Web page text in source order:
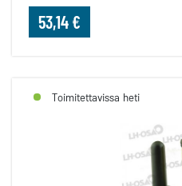
53,14 €
Toimitettavissa heti